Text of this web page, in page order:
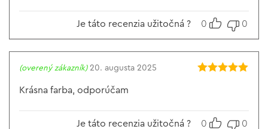
Je táto recenzia užitočná ? 0 0
(overený zákazník) 20. augusta 2025
Krásna farba, odporúčam
Je táto recenzia užitočná ? 0 0